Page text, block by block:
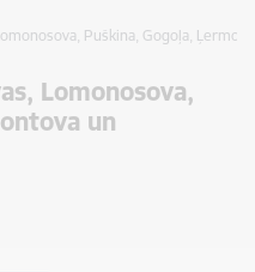
Puškina, Gogoļa,
Lomonosova,
un